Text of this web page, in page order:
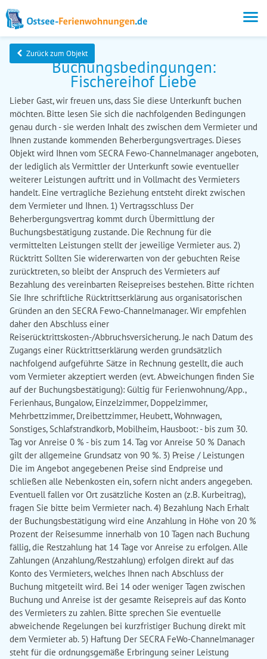
Zurück zum Objekt
Buchungsbedingungen:
Fischereihof Liebe
Lieber Gast, wir freuen uns, dass Sie diese Unterkunft buchen
möchten. Bitte lesen Sie sich die nachfolgenden Bedingungen
genau durch - sie werden Inhalt des zwischen dem Vermieter und
Ihnen zustande kommenden Beherbergungsvertrages. Dieses
Objekt wird Ihnen vom SECRA Fewo-Channelmanager angeboten,
der lediglich als Vermittler der Unterkunft sowie eventueller
weiterer Leistungen auftritt und in Vollmacht des Vermieters
handelt. Eine vertragliche Beziehung entsteht direkt zwischen
dem Vermieter und Ihnen. 1) Vertragsschluss Der
Beherbergungsvertrag kommt durch Übermittlung der
Buchungsbestätigung zustande. Die Rechnung für die
vermittelten Leistungen stellt der jeweilige Vermieter aus. 2)
Rücktritt Sollten Sie widererwarten von der gebuchten Reise
zurücktreten, so bleibt der Anspruch des Vermieters auf
Bezahlung des vereinbarten Reisepreises bestehen. Bitte richten
Sie Ihre schriftliche Rücktrittserklärung aus organisatorischen
Gründen an den SECRA Fewo-Channelmanager. Wir empfehlen
daher den Abschluss einer
Reiserücktrittskosten-/Abbruchsversicherung. Je nach Datum des
Zugangs einer Rücktrittserklärung werden grundsätzlich
nachfolgend aufgeführte Sätze in Rechnung gestellt, die auch
vom Vermieter akzeptiert werden (evt. Abweichungen finden Sie
auf der Buchungsbestätigung): Gültig für Ferienwohnung/App.,
Ferienhaus, Bungalow, Einzelzimmer, Doppelzimmer,
Mehrbettzimmer, Dreibettzimmer, Heubett, Wohnwagen,
Sonstiges, Schlafstrandkorb, Mobilheim, Hausboot: - bis zum 30.
Tag vor Anreise 0 % - bis zum 14. Tag vor Anreise 50 % Danach
gilt der allgemeine Grundsatz von 90 %. 3) Preise / Leistungen
Die im Angebot angegebenen Preise sind Endpreise und
schließen alle Nebenkosten ein, sofern nicht anders angegeben.
Eventuell fallen vor Ort zusätzliche Kosten an (z.B. Kurbeitrag),
fragen Sie bitte beim Vermieter nach. 4) Bezahlung Nach Erhalt
der Buchungsbestätigung wird eine Anzahlung in Höhe von 20 %
Prozent der Reisesumme innerhalb von 10 Tagen nach Buchung
fällig, die Restzahlung hat 14 Tage vor Anreise zu erfolgen. Alle
Zahlungen (Anzahlung/Restzahlung) erfolgen direkt auf das
Konto des Vermieters, welches Ihnen nach Abschluss der
Buchung mitgeteilt wird. Bei 14 oder weniger Tagen zwischen
Buchung und Anreise ist der gesamte Reisepreis auf das Konto
des Vermieters zu zahlen. Bitte sprechen Sie eventuelle
abweichende Regelungen bei kurzfristiger Buchung direkt mit
dem Vermieter ab. 5) Haftung Der SECRA FeWo-Channelmanager
steht für die ordnungsgemäße Erbringung seiner Leistung